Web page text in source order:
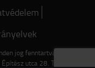
jog fenntartva © 2022
utca 28. Tel.: +36 1